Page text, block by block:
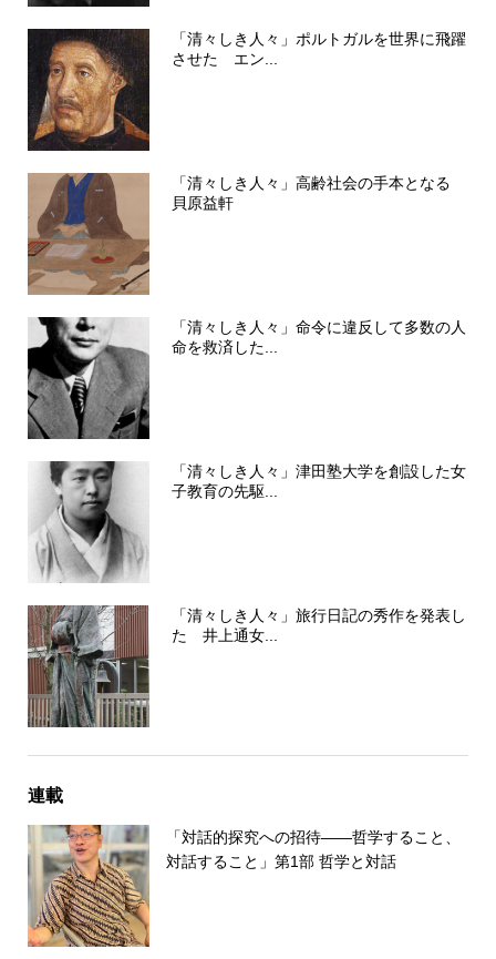
「清々しき人々」ポルトガルを世界に飛躍
させた エン...
「清々しき人々」高齢社会の手本となる
貝原益軒
「清々しき人々」命令に違反して多数の人
命を救済した...
「清々しき人々」津田塾大学を創設した女
子教育の先駆...
「清々しき人々」旅行日記の秀作を発表し
た 井上通女...
連載
「対話的探究への招待――哲学すること、
対話すること」第1部 哲学と対話